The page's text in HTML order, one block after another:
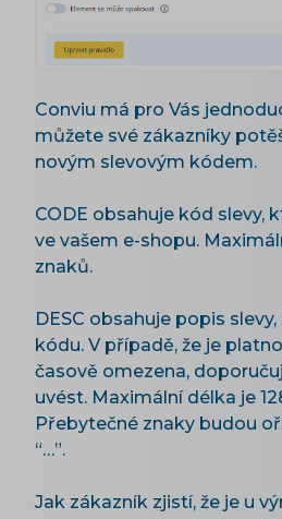
Conviu má pro Vás
můžete své zákazníky
novým slevovým kódem.
CODE obsahuje kód slevy,
ve vašem e-shopu.
znaků.
DESC obsahuje popis
kódu. V případě, že je
časově omezena,
uvést. Maximální délka je
Přebytečné znaky budou
“…”.
Jak zákazník zjistí, že je u